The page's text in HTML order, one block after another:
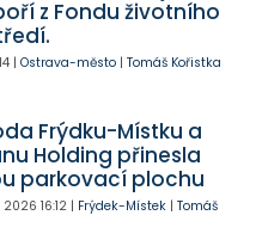
z Fondu životního
| Ostrava-město| Tomáš Kořistka
Frýdku-Místku a
Holding přinesla
parkovací plochu
2026 16:12| Frýdek-Místek| Tomáš